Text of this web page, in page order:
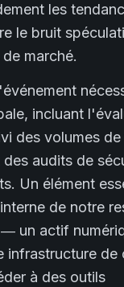
les
le bruit
marché.
incluant
des volumes
des audits de
Un élément
de notre
— un actif
infrastructure de
à des outils